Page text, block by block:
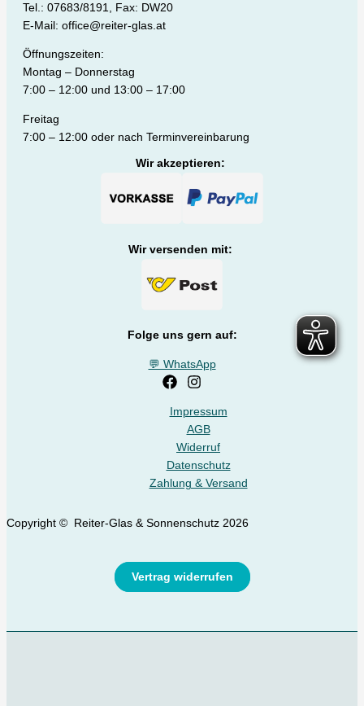
Tel.: 07683/8191, Fax: DW20
E-Mail: office@reiter-glas.at
Öffnungszeiten:
Montag – Donnerstag
7:00 – 12:00 und 13:00 – 17:00
Freitag
7:00 – 12:00 oder nach Terminvereinbarung
Wir akzeptieren:
Wir versenden mit:
Folge uns gern auf:
💬 WhatsApp
Impressum
AGB
Widerruf
Datenschutz
Zahlung & Versand
Copyright © Reiter-Glas & Sonnenschutz 2026
Vertrag widerrufen